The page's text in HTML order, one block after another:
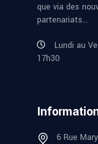
que via des
partenariats…
Lundi au
17h30
6 Rue